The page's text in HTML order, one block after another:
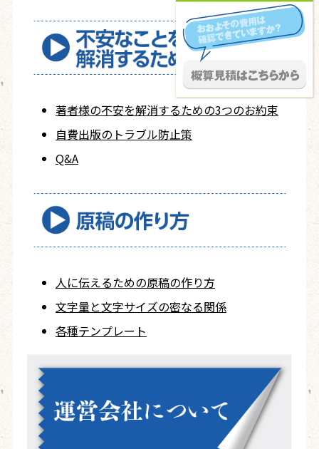
著者様の不安を解消するための3つのお約束
自費出版の トラブル防止策
Q&A
人に伝えるための原稿の作り方
文字量と文字サイズの密なる関係
各種テンプレート